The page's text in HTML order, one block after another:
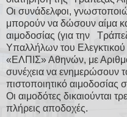
Οι συνάδελφοι,
μπορούν να δώσουν αίμα
αιμοδοσίας (για την
Υπαλλήλων του
«ΕΛΠΙΣ» Αθηνών, με
συνέχεια να ενημερώσουν
πιστοποιητικό
Οι αιμοδότες δικαιούνται
πλήρεις αποδοχές.